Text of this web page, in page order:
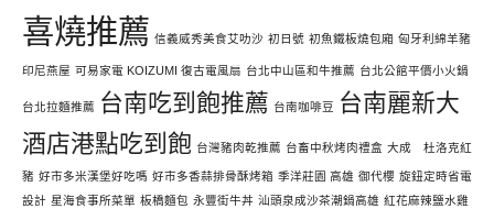
喜燒推薦 信義威秀美食艾叻沙 初日號 初魚鐵板燒包廂 匈牙利綿羊豬
印尼燕屋 可易家電 KOIZUMI 復古電風扇 台北中山區和牛推薦 台北公館平價小火鍋
台北拉麵推薦 台南吃到飽推薦 台南咖啡豆 台南麗新大
酒店港點吃到飽 台灣豬肉乾推薦 台畜中秋烤肉禮盒 大成 杜洛克紅
豬 好市多米漢堡好吃嗎 好市多香蒜排骨酥烤箱 季洋莊園 高雄 御代櫻 旋鈕定時省電
設計 星海食事所菜單 板橋麵包 永豐街牛丼 汕頭泉成沙茶潮鍋高雄 紅花麻辣鹽水雞